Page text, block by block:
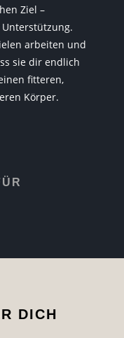
Ziel –
arbeiten und
sie dir endlich
fitteren,
Körper.
DICH